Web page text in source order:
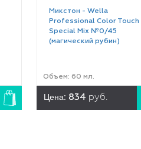
Микстон - Wella
Professional Color Touch
Special Mix №0/45
(магический рубин)
Объем: 60 мл.
Цена: 834 руб.